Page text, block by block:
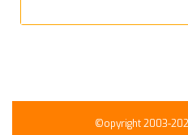
©opyright 2003-